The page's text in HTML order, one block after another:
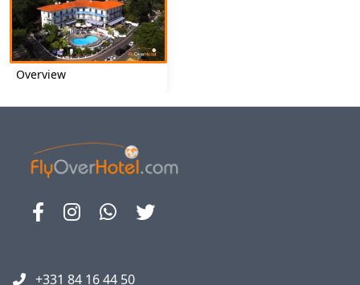
Overview
+331 84 16 44 50